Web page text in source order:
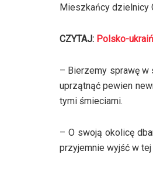
Mieszkańcy dzielnicy
CZYTAJ: Polsko-
– Bierzemy sprawę w
uprzątnąć pewien
tymi śmieciami.
– O swoją okolicę
przyjemnie wyjść w